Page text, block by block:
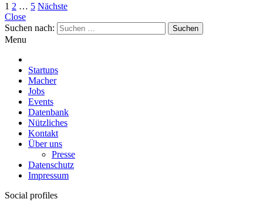
1 2 … 5 Nächste
Close
Suchen nach:
Menu
Startups
Macher
Jobs
Events
Datenbank
Nützliches
Kontakt
Über uns
Presse
Datenschutz
Impressum
Social profiles